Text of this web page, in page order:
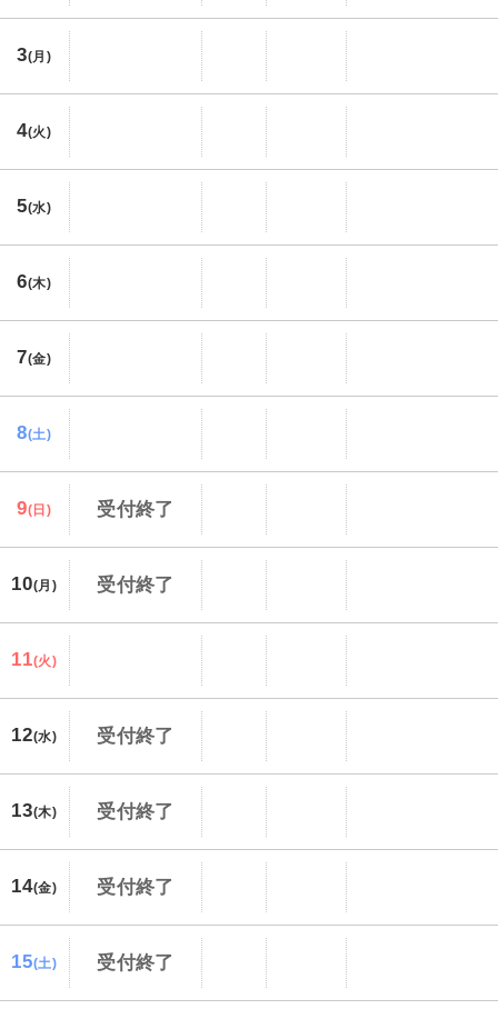
3(月)
4(火)
5(水)
6(木)
7(金)
8(土)
9(日) 受付終了
10(月) 受付終了
11(火)
12(水) 受付終了
13(木) 受付終了
14(金) 受付終了
15(土) 受付終了